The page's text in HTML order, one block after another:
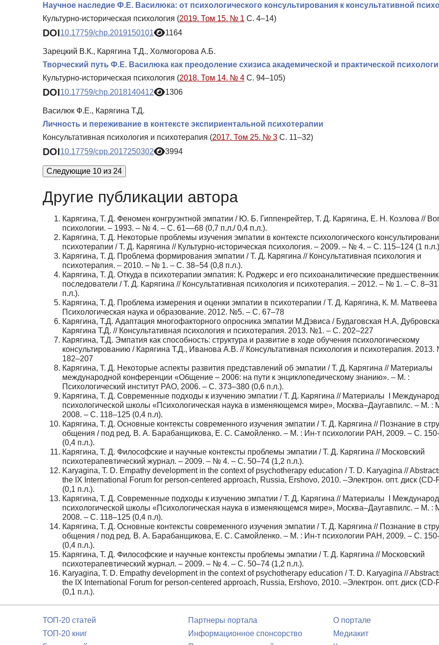
Научное наследие Ф.Е. Василюка: от психологического консультирования к консультативной
Культурно-историческая психология (2019. Том 15. № 1 С. 4–14)
DOI10.17759/chp.2019150101 1164
Зарецкий В.К., Карягина Т.Д., Холмогорова А.Б.
Творческий путь Ф.Е. Василюка как преодоление схизиса академической и практической
Культурно-историческая психология (2018. Том 14. № 4 С. 94–105)
DOI10.17759/chp.2018140412 1306
Василюк Ф.Е., Карягина Т.Д.
Личность и переживание в контексте экспириентальной психотерапии
Консультативная психология и психотерапия (2017. Том 25. № 3 С. 11–32)
DOI10.17759/cpp.2017250302 3994
Следующие 10 из 24
Другие публикации автора
Карягина, Т. Д. Феномен конгруэнтной эмпатии / Ю. Б. Гиппенрейтер, Т. Д. Карягина, Е. Н. Козлова //
психологии. – 1993. – № 4. – С. 61––68 (0,7 п.л./ 0,4 п.л.).
Карягина, Т. Д. Некоторые проблемы изучения эмпатии в контексте психологического
психотерапии / Т. Д. Карягина // Культурно-историческая психология. – 2009. – № 4. – С. 115–124 (1
Карягина, Т. Д. Проблема формирования эмпатии / Т. Д. Карягина // Консультативная психология и
психотерапия. – 2010. – № 1. – С. 38–54 (0,8 п.л.).
Карягина, Т. Д. Откуда в психотерапии эмпатия: К. Роджерс и его психоаналитические
последователи / Т. Д. Карягина // Консультативная психология и психотерапия. – 2012. – № 1. – С.
п.л.).
Карягина, Т. Д. Проблема измерения и оценки эмпатии в психотерапии / Т. Д. Карягина, К. М. Матвеева
Психологическая наука и образование. 2012. №5. – С. 67–78
Карягина, Т.Д. Адаптация многофакторного опросника эмпатии М.Дэвиса / Будаговская Н.А,
Карягина Т.Д. // Консультативная психология и психотерапия. 2013. №1. – С. 202–227
Карягина, Т.Д. Эмпатия как способность: структура и развитие в ходе обучения психологическому
консультированию / Карягина Т.Д., Иванова А.В. // Консультативная психология и психотерапия.
182–207
Карягина, Т. Д. Некоторые аспекты развития представлений об эмпатии / Т. Д. Карягина // Материалы
международной конференции «Общение – 2006: на пути к энциклопедическому знанию». – М. :
Психологический институт РАО, 2006. – С. 373–380 (0,6 п.л.).
Карягина, Т. Д. Современные подходы к изучению эмпатии / Т. Д. Карягина // Материалы I
психологической школы «Психологическая наука в изменяющемся мире», Москва–Даугавпилс. – М. :
2008. – С. 118–125 (0,4 п.л).
Карягина, Т. Д. Основные контексты современного изучения эмпатии / Т. Д. Карягина // Познание в
общения / под ред. В. А. Барабанщикова, Е. С. Самойленко. – М. : Ин-т психологии РАН, 2009. – С.
(0,4 п.л.).
Карягина, Т. Д. Философские и научные контексты проблемы эмпатии / Т. Д. Карягина // Московский
психотерапевтический журнал. – 2009. – № 4. – С. 50–74 (1,2 п.л.).
Karyagina, T. D. Empathy development in the context of psychotherapy education / Т. D. Karyagina //
the IX International Forum for person-centered approach, Russia, Ershovo, 2010. –Электрон. опт. диск (CD-
(0,1 п.л.).
Карягина, Т. Д. Современные подходы к изучению эмпатии / Т. Д. Карягина // Материалы I
психологической школы «Психологическая наука в изменяющемся мире», Москва–Даугавпилс. – М. :
2008. – С. 118–125 (0,4 п.л).
Карягина, Т. Д. Основные контексты современного изучения эмпатии / Т. Д. Карягина // Познание в
общения / под ред. В. А. Барабанщикова, Е. С. Самойленко. – М. : Ин-т психологии РАН, 2009. – С.
(0,4 п.л.).
Карягина, Т. Д. Философские и научные контексты проблемы эмпатии / Т. Д. Карягина // Московский
психотерапевтический журнал. – 2009. – № 4. – С. 50–74 (1,2 п.л.).
Karyagina, T. D. Empathy development in the context of psychotherapy education / Т. D. Karyagina //
the IX International Forum for person-centered approach, Russia, Ershovo, 2010. –Электрон. опт. диск (CD-
(0,1 п.л.).
ТОП-20 статей
ТОП-20 книг
Партнеры портала
Информационное спонсорство
О портале
Медиакит